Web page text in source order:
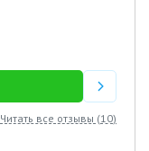
Читать все отзывы (10)